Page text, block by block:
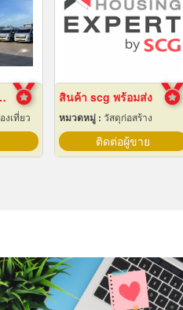
ะเชิงเทรา
งเที่ยว
สินค้า scg พร้อมส่ง
หมวดหมู่ : วัสดุก่อสร้าง
ติดต่อผู้ขาย